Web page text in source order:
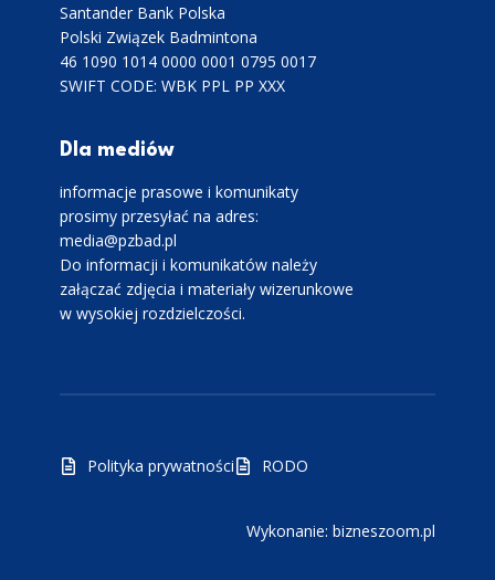
Santander Bank Polska
Polski Związek Badmintona
46 1090 1014 0000 0001 0795 0017
SWIFT CODE: WBK PPL PP XXX
Dla mediów
informacje prasowe i komunikaty
prosimy przesyłać na adres:
media@pzbad.pl
Do informacji i komunikatów należy
załączać zdjęcia i materiały wizerunkowe
w wysokiej rozdzielczości.
Polityka prywatności RODO
Wykonanie: bizneszoom.pl